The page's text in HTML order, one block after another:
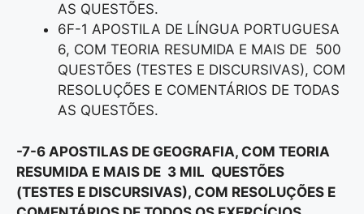
AS QUESTÕES.
6F-1 APOSTILA DE LÍNGUA PORTUGUESA
6, COM TEORIA RESUMIDA E MAIS DE 500
QUESTÕES (TESTES E DISCURSIVAS), COM
RESOLUÇÕES E COMENTÁRIOS DE TODAS
AS QUESTÕES.
-7-6 APOSTILAS DE GEOGRAFIA, COM TEORIA
RESUMIDA E MAIS DE 3 MIL QUESTÕES
(TESTES E DISCURSIVAS), COM RESOLUÇÕES E